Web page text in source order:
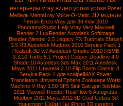
интерьеры vray видео уроки уроки Poser
Мебель Mental ray Voice-O-Matic 3D модели
Ferrari Enzo Vray для 3d max 2010
PanoramaStudio Help Vray Vary Maxwell
Render 2 LuxRenderAutodesk Softimage
Blender Blender 2.5 Legacy FX Tutorials Zbrush
3.5 R3 Autodesk Mudbox 2010 Service Pack 1
Realsoft 3D v.7 Autodesk Smoke 2010 RSMB
3.3.10 Turtle 5.1 Project Cooper Deadline 4.0
Shade 10Autodesk 3ds Max 2011 Autodesk
Maya 2011 Unwrella 2.10 Flip Boom Classic 4
Service Pack 1 для scalpelMAX Power
Translators Universal Ephere Zookeepe World
Machine V-Ray 1.50 SP5 Sinti Sati для 3dsMax
2011 Maxwell Render RealFlow 5Autograss
Mudbox 2011 Maya 2011 3D Coat Cebas 3d
транспорт Скрипты iRhino 3D cerebro